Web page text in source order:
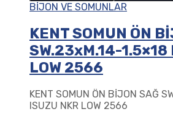
BİJON VE SOMUNLAR
KENT SOMUN ÖN
SW.23xM.14-1.5×18
LOW 2566
KENT SOMUN ÖN BİJON SAĞ
ISUZU NKR LOW 2566